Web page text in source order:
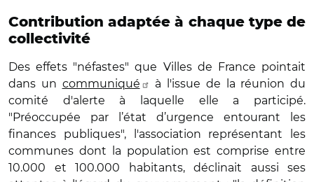
Contribution adaptée à chaque type de
collectivité
Des effets "néfastes" que Villes de France pointait
dans un communiqué
à l'issue de la réunion du
comité d'alerte à laquelle elle a participé.
"Préoccupée par l’état d’urgence entourant les
finances publiques", l'association représentant les
communes dont la population est comprise entre
10.000 et 100.000 habitants, déclinait aussi ses